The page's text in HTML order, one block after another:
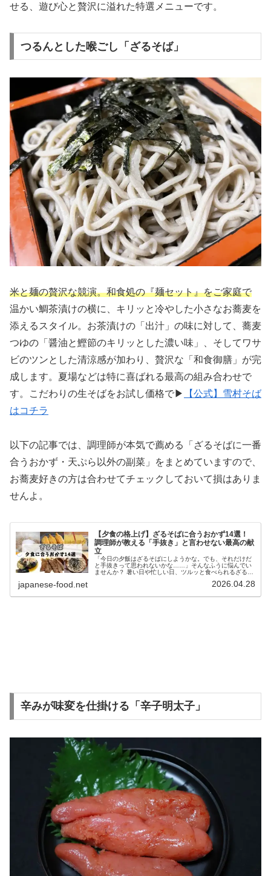
せる、遊び心と贅沢に溢れた特選メニューです。
つるんとした喉ごし「ざるそば」
米と麺の贅沢な競演。和食処の『麺セット』をご家庭で
温かい鯛茶漬けの横に、キリッと冷やした小さなお蕎麦を
添えるスタイル。お茶漬けの「出汁」の味に対して、蕎麦
つゆの「醤油と鰹節のキリッとした濃い味」、そしてワサ
ビのツンとした清涼感が加わり、贅沢な「和食御膳」が完
成します。夏場などは特に喜ばれる最高の組み合わせで
す。こだわりの生そばをお試し価格で▶
【公式】雪村そば
はコチラ
以下の記事では、調理師が本気で薦める「ざるそばに一番
合うおかず・天ぷら以外の副菜」をまとめていますので、
お蕎麦好きの方は合わせてチェックしておいて損はありま
せんよ。
【夕食の格上げ】ざるそばに合うおかず14選！
調理師が教える「手抜き」と言わせない最高の献
立
「今日の夕飯はざるそばにしようかな。でも、それだけだ
と手抜きって思われないかな……」そんなふうに悩んでい
ませんか？ 暑い日や忙しい日、ツルッと食べられるざるそ
japanese-food.net 2026.04.28
辛みが味変を仕掛ける「辛子明太子」